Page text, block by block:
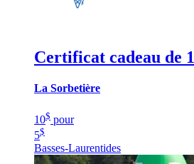
Certificat cadeau de
La Sorbetière
10$ pour
5$
Basses-Laurentides